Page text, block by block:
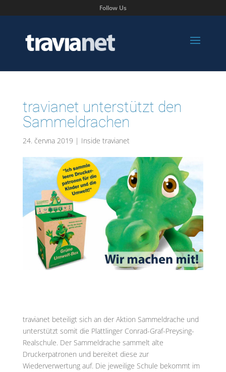
Follow Us
travianet unterstützt den
Sammeldrachen
24. června 2019 | Inside travianet
travianet beteiligt sich an der Aktion Sammeldrache und
unterstützt somit die Plattlinger Conrad-Graf-Preysing-
Realschule. Der Sammeldrache sammelt alte
Druckerpatronen und bereitet diese zur
Wiederverwertung auf. Die jeweilige Schule bekommt im